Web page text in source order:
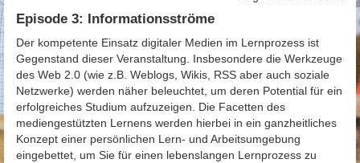
Episode 3: Informationsströme
Der kompetente Einsatz digitaler Medien im Lernprozess ist
Gegenstand dieser Veranstaltung. Insbesondere die Werkzeuge
des Web 2.0 (wie z.B. Weblogs, Wikis, RSS aber auch soziale
Netzwerke) werden näher beleuchtet, um deren Potential für ein
erfolgreiches Studium aufzuzeigen. Die Facetten des
mediengestützten Lernens werden hierbei in ein ganzheitliches
Konzept einer persönlichen Lern- und Arbeitsumgebung
eingebettet, um Sie für einen lebenslangen Lernprozess zu